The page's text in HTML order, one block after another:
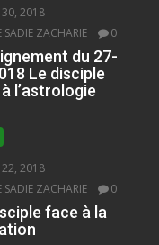
2018
SADIE ZACHARIE
0
du 27-
Le disciple
l’astrologie
2018
SADIE ZACHARIE
0
face à la